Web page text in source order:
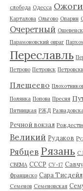
слобода Одесса
Карталова Ольгово Опарин
Очеретный Ошевенск
Парамоновский овраг
Переславль
Петрово Петровск
Плещеево
Полянка Попова Пресня
Пятницкая РЖД
Речной вокзал
Великий Рудаков
Рябцев Рязань
СВЕМА СССР СУ-17
Франциско Сара Тисдейл
Семенов Семеновская